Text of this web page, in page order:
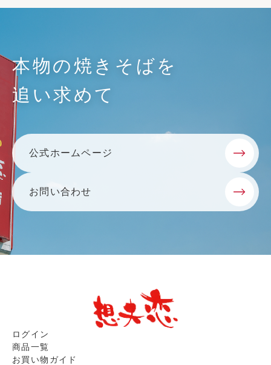
本物の焼きそばを
追い求めて
公式ホームページ
お問い合わせ
ログイン
商品一覧
お買い物ガイド